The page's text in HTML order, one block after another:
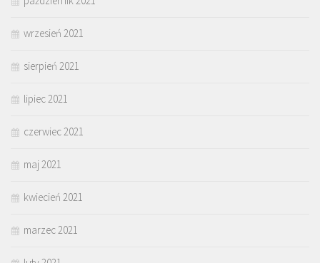
wrzesień 2021
sierpień 2021
lipiec 2021
czerwiec 2021
maj 2021
kwiecień 2021
marzec 2021